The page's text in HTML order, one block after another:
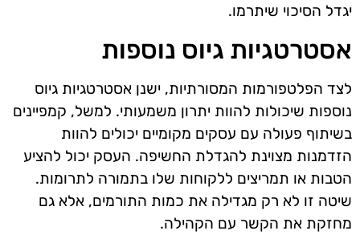
יגדל הסיכוי שיתרמו.
אסטרטגיות גיוס נוספות
לצד הפלטפורמות המסורתיות, ישנן אסטרטגיות גיוס
נוספות שיכולות להוות יתרון משמעותי. למשל, קמפיינים
בשיתוף פעולה עם עסקים מקומיים יכולים להוות
הזדמנות מצוינת להגדלת החשיפה. העסק יכול להציע
הטבות או תמריצים ללקוחות שלו בתמורה לתרומות.
שיטה זו לא רק מגדילה את כמות התורמים, אלא גם
מחזקת את הקשר עם הקהילה.